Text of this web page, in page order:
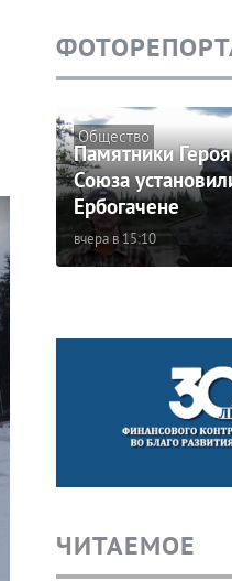
Общество
Памятники
Союза
Ербогачене
вчера в 15:10
ЧИТАЕМОЕ